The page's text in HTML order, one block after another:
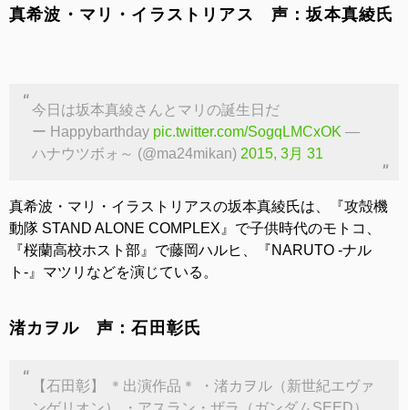
真希波・マリ・イラストリアス 声：坂本真綾氏
今日は坂本真綾さんとマリの誕生日だ
ー Happybarthday pic.twitter.com/SogqLMCxOK —
ハナウツボォ～ (@ma24mikan) 2015, 3月 31
真希波・マリ・イラストリアスの坂本真綾氏は、『攻殻機
動隊 STAND ALONE COMPLEX』で子供時代のモトコ、
『桜蘭高校ホスト部』で藤岡ハルヒ、『NARUTO -ナル
ト-』マツリなどを演じている。
渚カヲル 声：石田彰氏
【石田彰】 ＊出演作品＊ ・渚カヲル（新世紀エヴァ